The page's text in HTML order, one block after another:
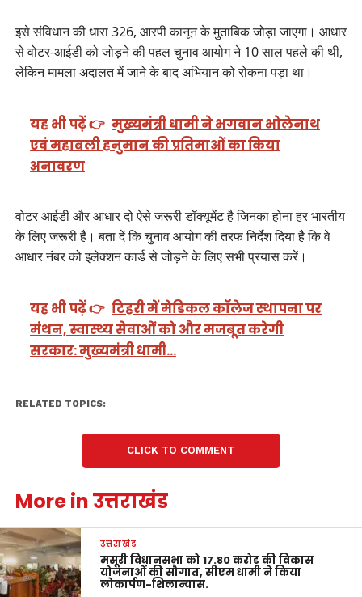
इसे संविधान की धारा 326, आरपी कानून के मुताबिक जोड़ा जाएगा। आधार
से वोटर-आईडी को जोड़ने की पहल चुनाव आयोग ने 10 साल पहले की थी,
लेकिन मामला अदालत में जाने के बाद अभियान को रोकना पड़ा था।
यह भी पढ़ें 👉 मुख्यमंत्री धामी ने भगवान भोलेनाथ
एवं महाबली हनुमान की प्रतिमाओं का किया
अनावरण
वोटर आईडी और आधार दो ऐसे जरूरी डॉक्यूमेंट है जिनका होना हर भारतीय
के लिए जरूरी है। बता दें कि चुनाव आयोग की तरफ निर्देश दिया है कि वे
आधार नंबर को इलेक्शन कार्ड से जोड़ने के लिए सभी प्रयास करें।
यह भी पढ़ें 👉 टिहरी में मेडिकल कॉलेज स्थापना पर
मंथन, स्वास्थ्य सेवाओं को और मजबूत करेगी
सरकार: मुख्यमंत्री धामी…
RELATED TOPICS:
CLICK TO COMMENT
More in उत्तराखंड
उत्तराखंड
मसूरी विधानसभा को 17.80 करोड़ की विकास
योजनाओं की सौगात, सीएम धामी ने किया
लोकार्पण-शिलान्यास.